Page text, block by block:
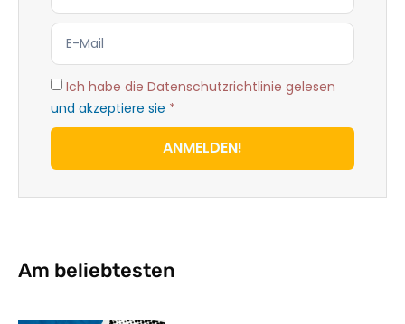
Ich habe die Datenschutzrichtlinie gelesen
und akzeptiere sie *
ANMELDEN!
Am beliebtesten